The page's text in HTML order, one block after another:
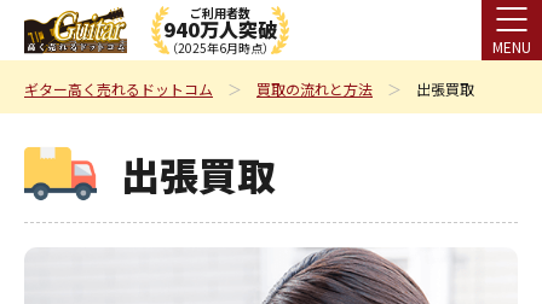
ご利用者数
940万人突破
（2025年6月時点） MENU
ギター高く売れるドットコム 買取の流れと方法 出張買取
出張買取